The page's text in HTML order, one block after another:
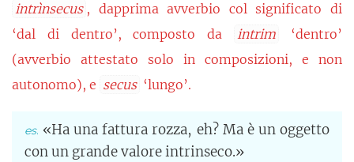
intrìnsecus , dapprima avverbio col significato di
‘dal di dentro’, composto da
intrim
‘dentro’
(avverbio attestato solo in composizioni, e non
autonomo), e secus ‘lungo’.
«Ha una fattura rozza, eh? Ma è un oggetto
con un grande valore intrinseco.»